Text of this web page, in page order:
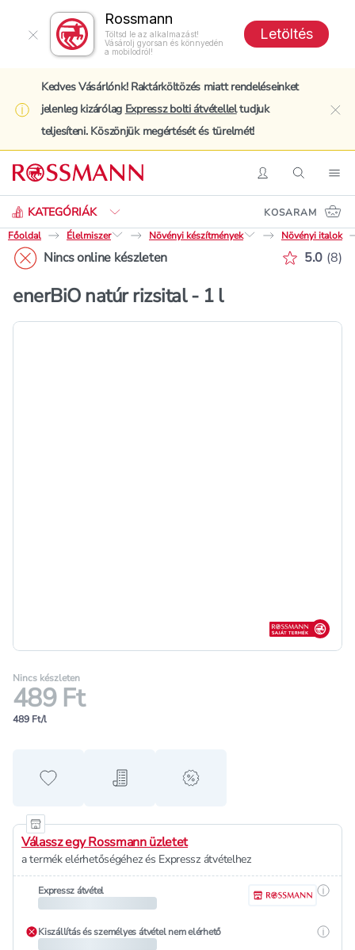
Rossmann
Töltsd le az alkalmazást!
Vásárolj gyorsan és könnyedén
a mobilodról!
Letöltés
Kedves Vásárlónk! Raktárköltözés miatt rendeléseinket
jelenleg kizárólag Expressz bolti átvételleltudjuk
teljesíteni. Köszönjük megértését és türelmét!
BelépésKeresés
KATEGÓRIÁK
Keresés
KOSARAM
Főoldal
Élelmiszer Növényi készítmények Növényi italok
Nincs online készleten 5.0 (8)
enerBiO natúr rizsital - 1 l
Rossmann
Nincs készleten
489 Ft
489 Ft/l
Hozzáadás a kedvencekhez
Hozzáadás a bevásárló listához
alert when on sale
Válassz egy Rossmann üzletet
a termék elérhetőségéhez és Expressz átvételhez
Expressz átvétel
Kiszállítás és személyes átvétel nem elérhető